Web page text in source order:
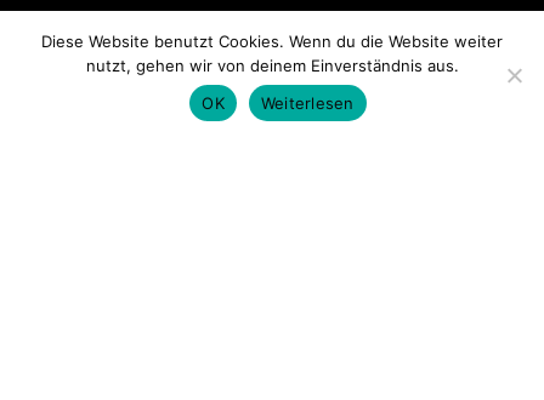
EVENTS
Verrückte Hunde &
Lorenz Live //
20.05.2018 // SOHO
Diese Website benutzt Cookies. Wenn du die Website weiter
nutzt, gehen wir von deinem Einverständnis aus.
OK
Weiterlesen